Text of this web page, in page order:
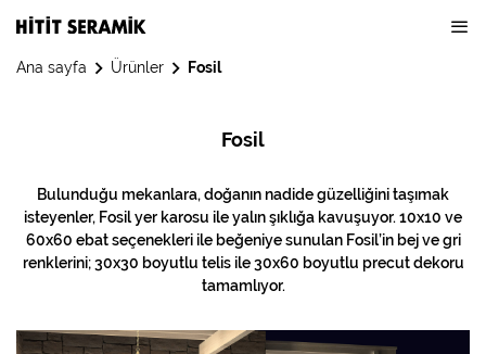
Ana sayfa Ürünler Fosil
Fosil
Bulunduğu mekanlara, doğanın nadide güzelliğini taşımak
isteyenler, Fosil yer karosu ile yalın şıklığa kavuşuyor. 10x10 ve
60x60 ebat seçenekleri ile beğeniye sunulan Fosil’in bej ve gri
renklerini; 30x30 boyutlu telis ile 30x60 boyutlu precut dekoru
tamamlıyor.